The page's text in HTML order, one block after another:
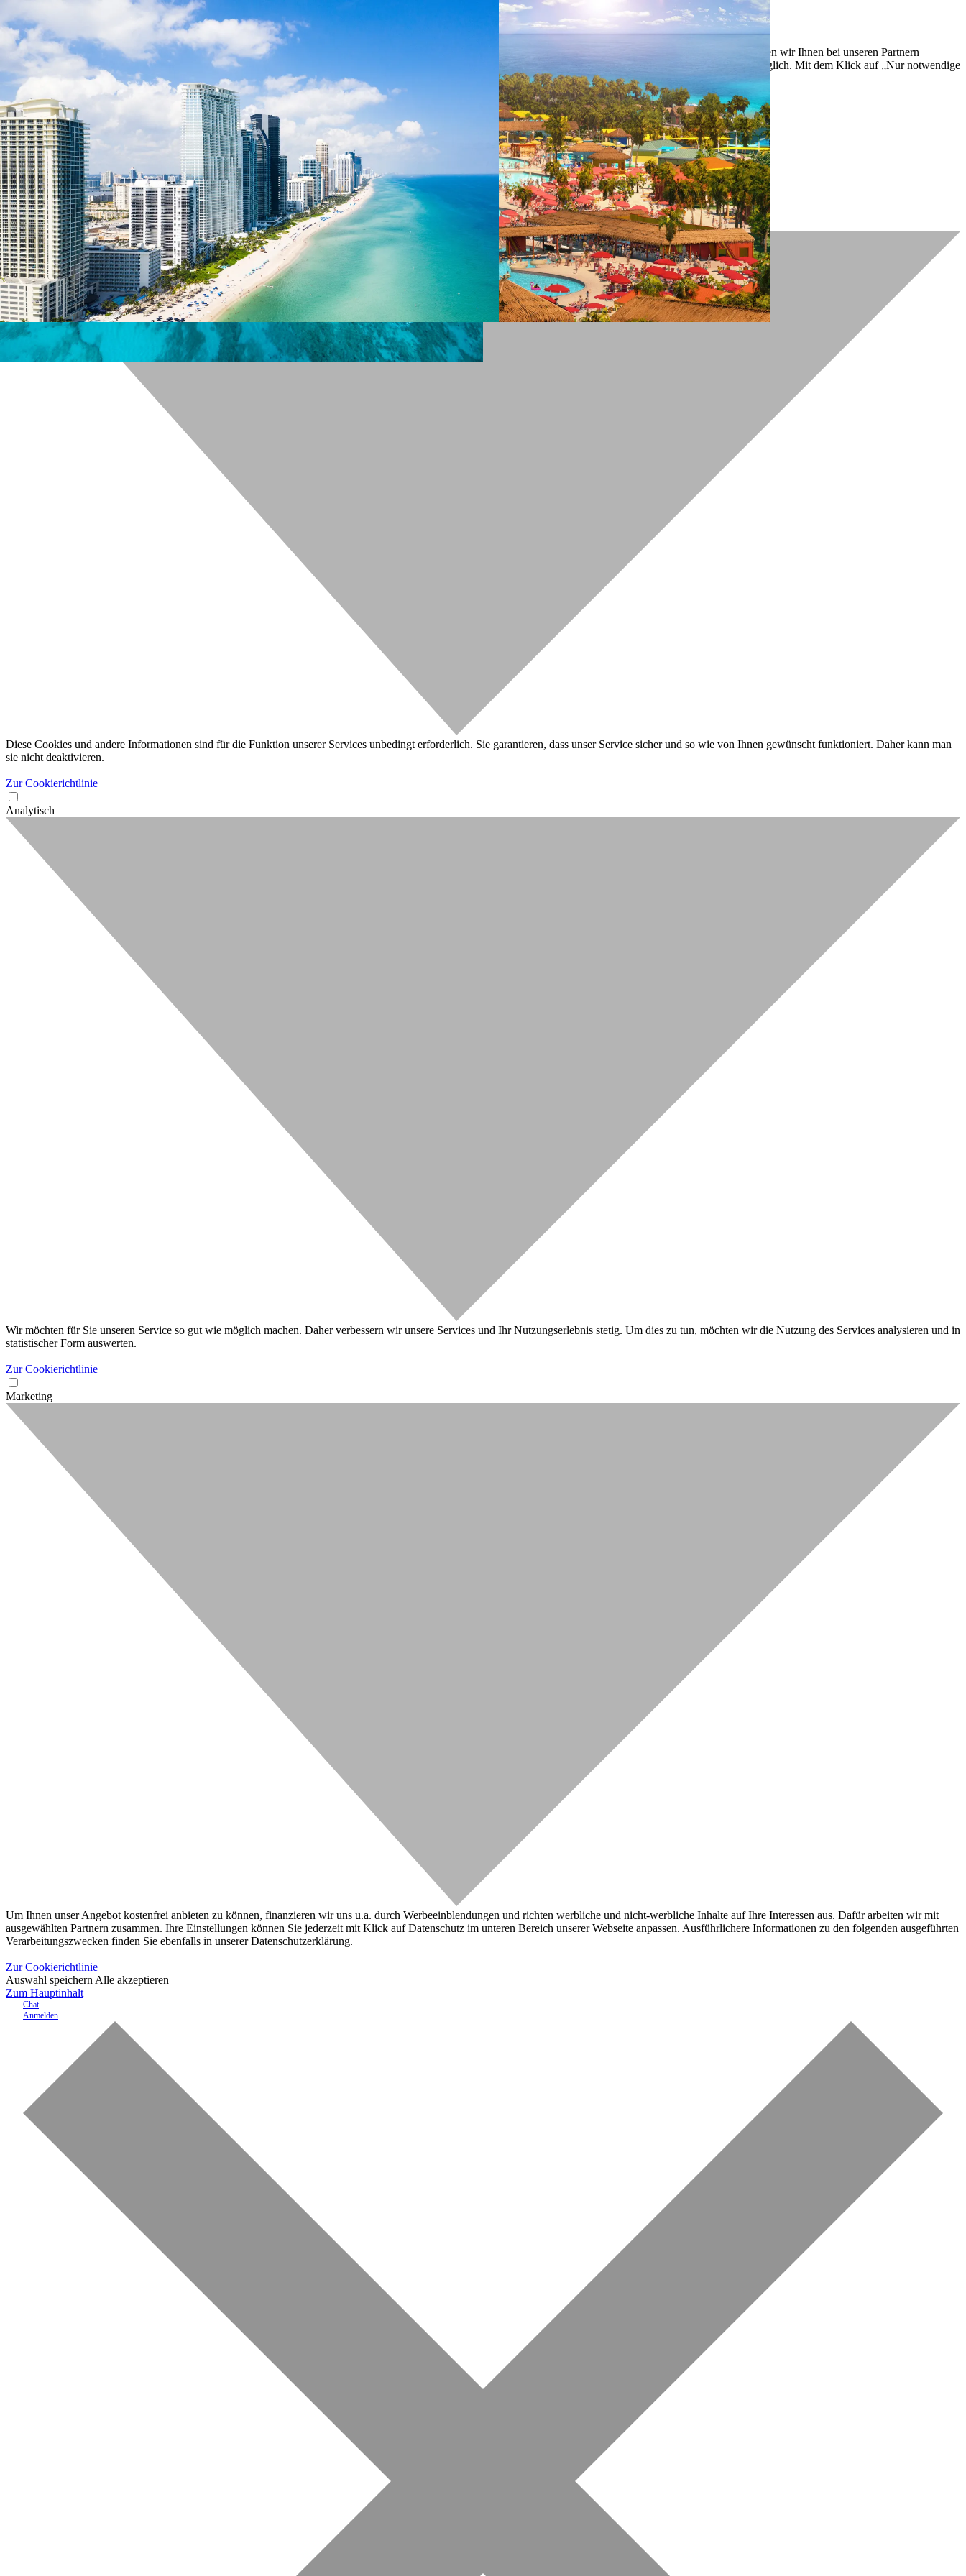
Unvergleichlich lecker
Mit dem Klick auf „geht klar” ermöglichen Sie uns Ihnen über Cookies ein verbessertes Nutzungserlebnis zu servieren und dieses kontinuierlich zu verbessern. So können wir Ihnen bei unseren Partnern
personalisierte Werbung und passende Angebote anzeigen. Über „anpassen” können Sie Ihre persönlichen Präferenzen festlegen. Dies ist auch nachträglich jederzeit möglich. Mit dem Klick auf „Nur notwendige
Cookies” werden lediglich technisch notwendige Cookies gespeichert.
Anpassen
Datenschutzerklärung
Cookierichtlinie
Impressum
« zurück
Ihre Cookie-Präferenzen verwalten
Wählen Sie, welche Cookies Sie auf check24.de akzeptieren.
Die Cookierichtlinie finden Siehier.
Notwendig
Diese Cookies und andere Informationen sind für die Funktion unserer Services unbedingt erforderlich. Sie garantieren, dass unser Service sicher und so wie von Ihnen gewünscht funktioniert. Daher kann man
sie nicht deaktivieren.
Zur Cookierichtlinie
Analytisch
Wir möchten für Sie unseren Service so gut wie möglich machen. Daher verbessern wir unsere Services und Ihr Nutzungserlebnis stetig. Um dies zu tun, möchten wir die Nutzung des Services analysieren und in
statistischer Form auswerten.
Zur Cookierichtlinie
Marketing
Um Ihnen unser Angebot kostenfrei anbieten zu können, finanzieren wir uns u.a. durch Werbeeinblendungen und richten werbliche und nicht-werbliche Inhalte auf Ihre Interessen aus. Dafür arbeiten wir mit
ausgewählten Partnern zusammen. Ihre Einstellungen können Sie jederzeit mit Klick auf Datenschutz im unteren Bereich unserer Webseite anpassen. Ausführlichere Informationen zu den folgenden ausgeführten
Verarbeitungszwecken finden Sie ebenfalls in unserer Datenschutzerklärung.
Zur Cookierichtlinie
Auswahl speichern Alle akzeptieren
Zum Hauptinhalt
Chat
Anmelden